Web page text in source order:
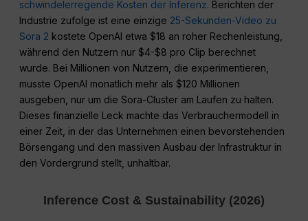
schwindelerregende Kosten der Inferenz. Berichten der
Industrie zufolge ist eine einzige 25-Sekunden-Video zu
Sora 2 kostete OpenAI etwa $18 an roher Rechenleistung,
während den Nutzern nur $4-$8 pro Clip berechnet
wurde. Bei Millionen von Nutzern, die experimentieren,
musste OpenAI monatlich mehr als $120 Millionen
ausgeben, nur um die Sora-Cluster am Laufen zu halten.
Dieses finanzielle Leck machte das Verbrauchermodell in
einer Zeit, in der das Unternehmen einen bevorstehenden
Börsengang und den massiven Ausbau der Infrastruktur in
den Vordergrund stellt, unhaltbar.